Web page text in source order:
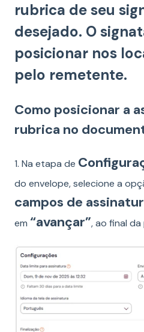
rubrica de seu
desejado. O
posicionar nos
pelo remetente.
Como posicionar a
rubrica no
1. Na etapa de
do envelope, selecione a
campos de
em “avançar”, ao final da